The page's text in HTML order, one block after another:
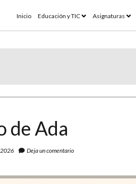
Inicio Educación y TIC openAsignaturas
de Ada
2026 Deja un comentario